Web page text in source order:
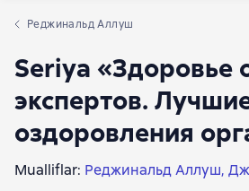
Реджинальд Аллуш
Seriya «Здоровье
экспертов.
оздоровления
Mualliflar: Реджинальд Аллуш